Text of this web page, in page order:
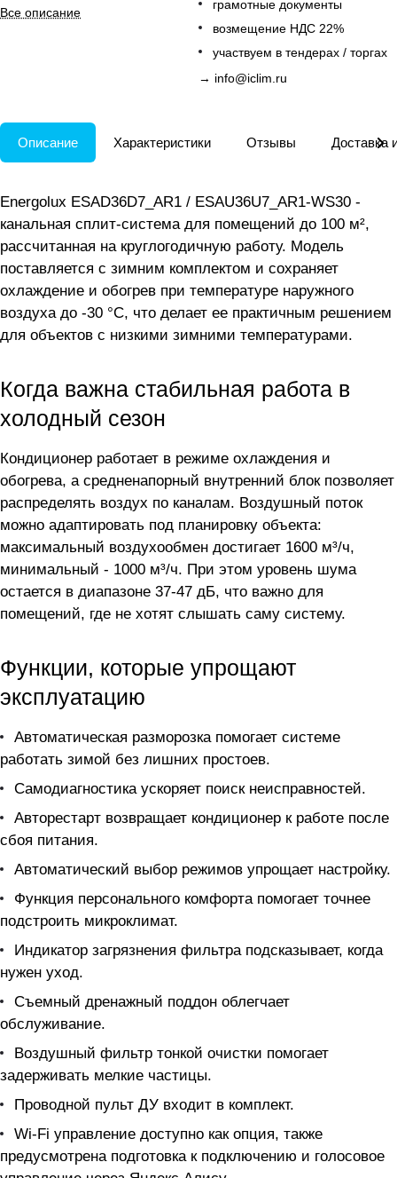
подключения воздуховода.
Все описание
грамотные документы
возмещение НДС 22%
участвуем в тендерах / торгах
→ info@iclim.ru
Описание Характеристики Отзывы Доставка
Energolux ESAD36D7_AR1 / ESAU36U7_AR1-WS30 -
канальная сплит-система для помещений до 100 м²,
рассчитанная на круглогодичную работу. Модель
поставляется с зимним комплектом и сохраняет
охлаждение и обогрев при температуре наружного
воздуха до -30 °C, что делает ее практичным решением
для объектов с низкими зимними температурами.
Когда важна стабильная работа в
холодный сезон
Кондиционер работает в режиме охлаждения и
обогрева, а средненапорный внутренний блок позволяет
распределять воздух по каналам. Воздушный поток
можно адаптировать под планировку объекта:
максимальный воздухообмен достигает 1600 м³/ч,
минимальный - 1000 м³/ч. При этом уровень шума
остается в диапазоне 37-47 дБ, что важно для
помещений, где не хотят слышать саму систему.
Функции, которые упрощают
эксплуатацию
Автоматическая разморозка помогает системе
работать зимой без лишних простоев.
Самодиагностика ускоряет поиск неисправностей.
Авторестарт возвращает кондиционер к работе после
сбоя питания.
Автоматический выбор режимов упрощает настройку.
Функция персонального комфорта помогает точнее
подстроить микроклимат.
Индикатор загрязнения фильтра подсказывает, когда
нужен уход.
Съемный дренажный поддон облегчает
обслуживание.
Воздушный фильтр тонкой очистки помогает
задерживать мелкие частицы.
Проводной пульт ДУ входит в комплект.
Wi-Fi управление доступно как опция, также
предусмотрена подготовка к подключению и голосовое